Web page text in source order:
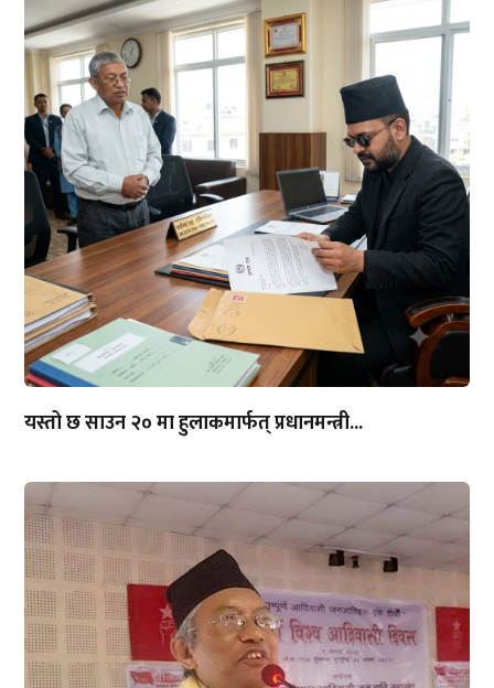
यस्तो छ साउन २० मा हुलाकमार्फत् प्रधानमन्त्री...